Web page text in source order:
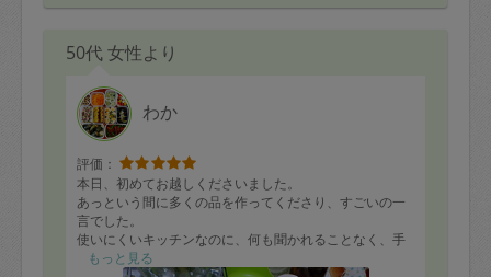
50代 女性より
わか
評価：
本日、初めてお越しくださいました。
あっという間に多くの品を作ってくださり、すごいの一
言でした。
使いにくいキッチンなのに、何も聞かれることなく、手
際よく、作られていました。
もっと見る